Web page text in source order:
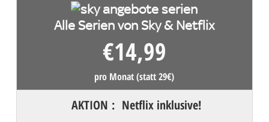
Alle Serien von Sky & Netflix
€14,99
pro Monat (statt 29€)
AKTION : Netflix inklusive!